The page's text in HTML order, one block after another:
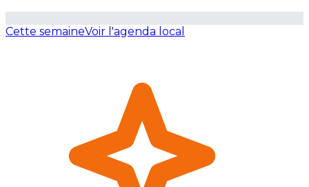
Cette semaineVoir l'agenda local